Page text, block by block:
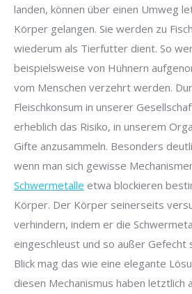
landen, können über einen Umweg
Körper gelangen. Sie werden zu
wiederum als Tierfutter dient. So
beispielsweise von Hühnern
vom Menschen verzehrt werden.
Fleischkonsum in unserer
erheblich das Risiko, in unserem
Gifte anzusammeln. Besonders
wenn man sich gewisse
Schwermetalle etwa blockieren
Körper. Der Körper seinerseits
verhindern, indem er die
eingeschleust und so außer
Blick mag das wie eine elegante
diesen Mechanismus haben letztlich